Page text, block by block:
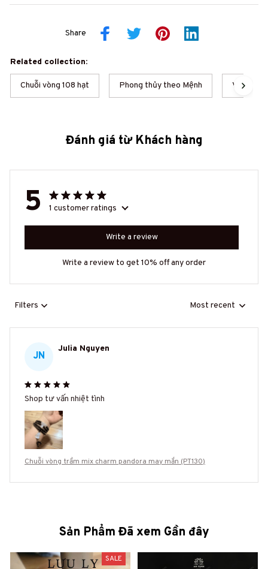
Share
Related collection:
Chuỗi vòng 108 hạt Phong thủy theo Mệnh Vòng
Đánh giá từ Khách hàng
5 1 customer ratings
Write a review
Write a review to get 10% off any order
Filters Most recent
JN
Julia Nguyen
Shop tư vấn nhiệt tình
Chuỗi vòng trầm mix charm pandora may mắn (PT130)
Sản Phẩm Đã xem Gần đây
SALE